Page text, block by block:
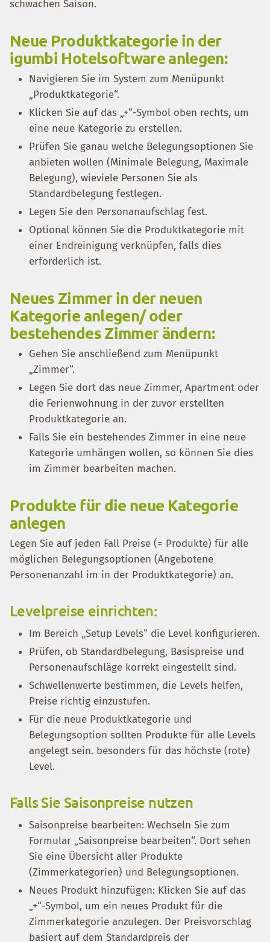
schwachen Saison.
Neue Produktkategorie in der
igumbi Hotelsoftware anlegen:
Navigieren Sie im System zum Menüpunkt
„Produktkategorie“.
Klicken Sie auf das „+“-Symbol oben rechts, um
eine neue Kategorie zu erstellen.
Prüfen Sie ganau welche Belegungsoptionen Sie
anbieten wollen (Minimale Belegung, Maximale
Belegung), wieviele Personen Sie als
Standardbelegung festlegen.
Legen Sie den Personanaufschlag fest.
Optional können Sie die Produktkategorie mit
einer Endreinigung verknüpfen, falls dies
erforderlich ist.
Neues Zimmer in der neuen
Kategorie anlegen/ oder
bestehendes Zimmer ändern:
Gehen Sie anschließend zum Menüpunkt
„Zimmer“.
Legen Sie dort das neue Zimmer, Apartment oder
die Ferienwohnung in der zuvor erstellten
Produktkategorie an.
Falls Sie ein bestehendes Zimmer in eine neue
Kategorie umhängen wollen, so können Sie dies
im Zimmer bearbeiten machen.
Produkte für die neue Kategorie
anlegen
Legen Sie auf jeden Fall Preise (= Produkte) für alle
möglichen Belegungsoptionen (Angebotene
Personenanzahl im in der Produktkategorie) an.
Levelpreise einrichten:
Im Bereich „Setup Levels“ die Level konfigurieren.
Prüfen, ob Standardbelegung, Basispreise und
Personenaufschläge korrekt eingestellt sind.
Schwellenwerte bestimmen, die Levels helfen,
Preise richtig einzustufen.
Für die neue Produktkategorie und
Belegungsoption sollten Produkte für alle Levels
angelegt sein. besonders für das höchste (rote)
Level.
Falls Sie Saisonpreise nutzen
Saisonpreise bearbeiten: Wechseln Sie zum
Formular „Saisonpreise bearbeiten“. Dort sehen
Sie eine Übersicht aller Produkte
(Zimmerkategorien) und Belegungsoptionen.
Neues Produkt hinzufügen: Klicken Sie auf das
„+“-Symbol, um ein neues Produkt für die
Zimmerkategorie anzulegen. Der Preisvorschlag
basiert auf dem Standardpreis der